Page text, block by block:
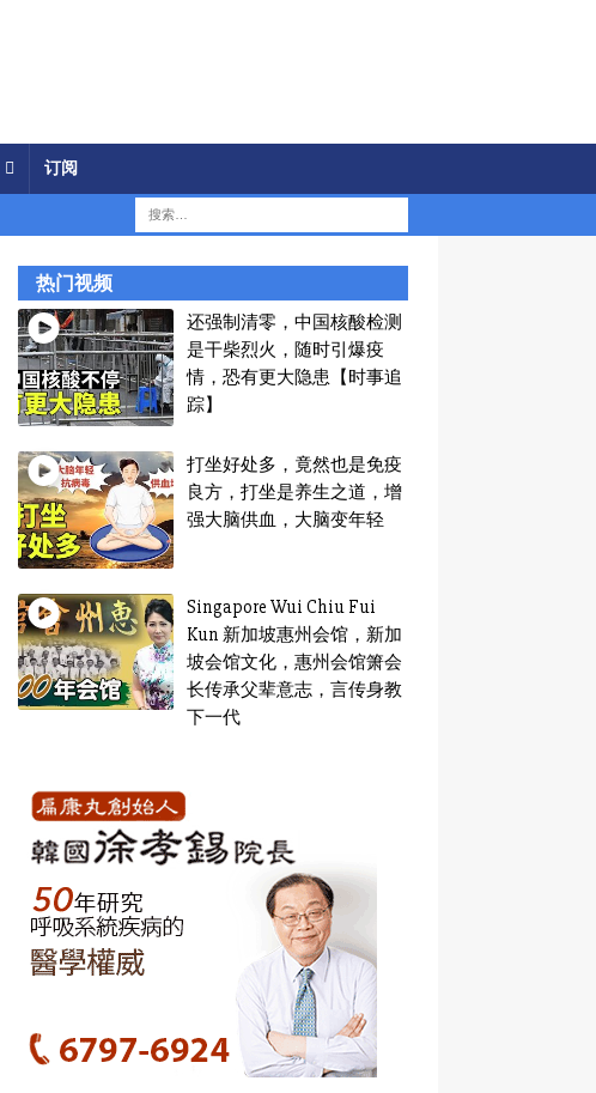
订阅
热门视频
还强制清零，中国核酸检测
是干柴烈火，随时引爆疫
情，恐有更大隐患【时事追
踪】
打坐好处多，竟然也是免疫
良方，打坐是养生之道，增
强大脑供血，大脑变年轻
Singapore Wui Chiu Fui
Kun 新加坡惠州会馆，新加
坡会馆文化，惠州会馆箫会
长传承父辈意志，言传身教
下一代